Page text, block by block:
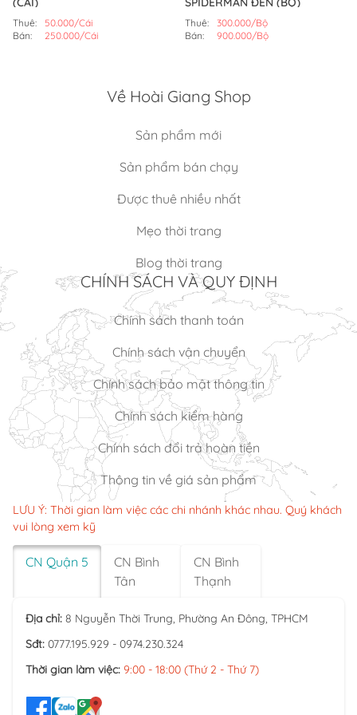
Thuê:
50.000/Cái
Bán:
250.000/Cái
Thuê:
300.000/Bộ
Bán:
900.000/Bộ
Về Hoài Giang Shop
Sản phẩm mới
Sản phẩm bán chạy
Được thuê nhiều nhất
Mẹo thời trang
Blog thời trang
CHÍNH SÁCH VÀ QUY ĐỊNH
Chính sách thanh toán
Chính sách vận chuyển
Chính sách bảo mật thông tin
Chính sách kiểm hàng
Chính sách đổi trả hoàn tiền
Thông tin về giá sản phẩm
LƯU Ý: Thời gian làm việc các chi nhánh khác nhau. Quý khách
vui lòng xem kỹ
CN Quận 5
CN Bình
Tân
CN Bình
Thạnh
Địa chỉ: 8 Nguyễn Thời Trung, Phường An Đông, TPHCM
Sđt: 0777.195.929 - 0974.230.324
Thời gian làm việc: 9:00 - 18:00 (Thứ 2 - Thứ 7)